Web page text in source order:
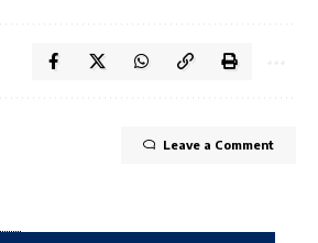
Leave a Comment